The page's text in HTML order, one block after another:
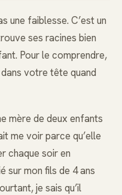
une faiblesse. C’est un
ses racines bien
Pour le comprendre,
votre tête quand
mère de deux enfants
me voir parce qu’elle
chaque soir en
sur mon fils de 4 ans
je sais qu’il